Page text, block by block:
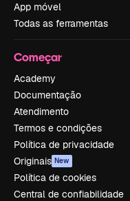
App móvel
Todas as ferramentas
Começar
Academy
Documentação
Atendimento
Termos e condições
Política de privacidade
Originais New
Política de cookies
Central de confiabilidade